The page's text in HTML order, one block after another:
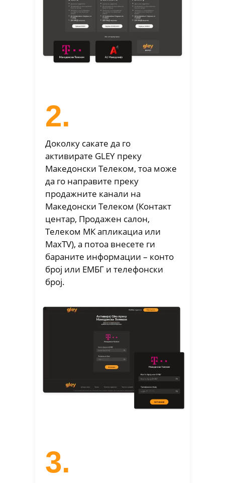
2.
Доколку сакате да го
активирате GLEY преку
Македонски Телеком, тоа може
да го направите преку
продажните канали на
Македонски Телеком (Контакт
центар, Продажен салон,
Телеком МК апликациа или
MaxTV), а потоа внесете ги
бараните информации – конто
број или ЕМБГ и телефонски
број.
3.